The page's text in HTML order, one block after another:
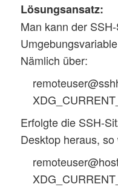
Lösungsansatz:
Man kann der
Nämlich über:
Erfolgte die SSH-
Desktop heraus,